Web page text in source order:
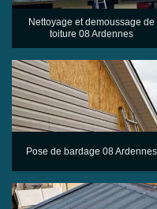
Nettoyage et demoussage de
toiture 08 Ardennes
Pose de bardage 08 Ardennes